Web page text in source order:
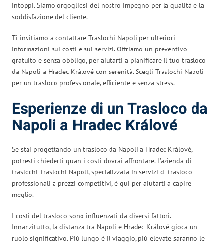
intoppi. Siamo orgogliosi del nostro impegno per la qualità e la
soddisfazione del cliente.
Ti invitiamo a contattare Traslochi Napoli per ulteriori
informazioni sui costi e sui servizi. Offriamo un preventivo
gratuito e senza obbligo, per aiutarti a pianificare il tuo trasloco
da Napoli a Hradec Králové con serenità. Scegli Traslochi Napoli
per un trasloco professionale, efficiente e senza stress.
Esperienze di un Trasloco da
Napoli a Hradec Králové
Se stai progettando un trasloco da Napoli a Hradec Králové,
potresti chiederti quanti costi dovrai affrontare. L’azienda di
traslochi Traslochi Napoli, specializzata in servizi di trasloco
professionali a prezzi competitivi, è qui per aiutarti a capire
meglio.
I costi del trasloco sono influenzati da diversi fattori.
Innanzitutto, la distanza tra Napoli e Hradec Králové gioca un
ruolo significativo. Più lungo è il viaggio, più elevate saranno le